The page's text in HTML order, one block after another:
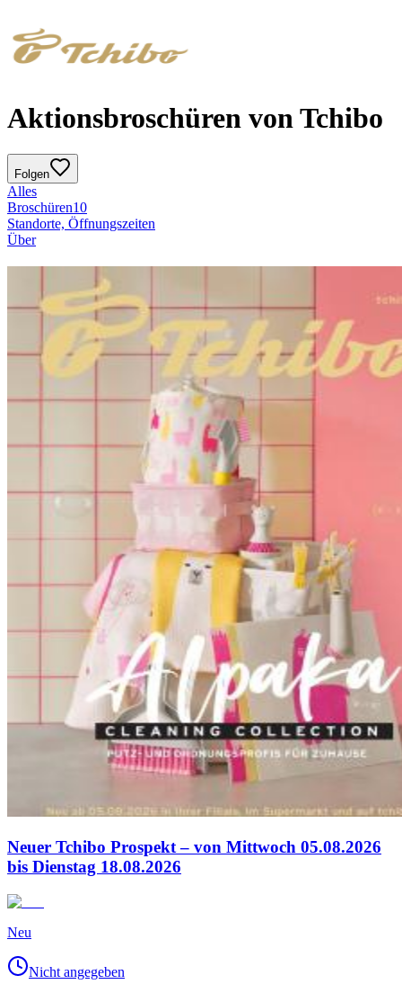
Aktionsbroschüren von Tchibo
Folgen
Alles
Broschüren10
Standorte, Öffnungszeiten
Über
Neuer Tchibo Prospekt – von Mittwoch 05.08.2026
bis Dienstag 18.08.2026
Neu
Nicht angegeben